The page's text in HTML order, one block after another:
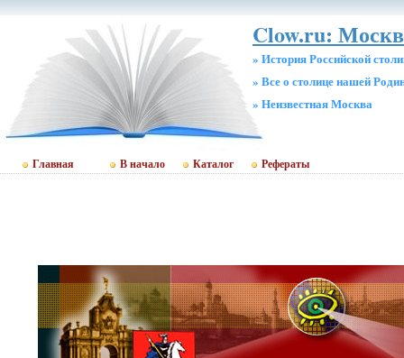
Clow.ru:
» История Российской
» Все о столице нашей
» Неизвестная Москва
Главная В начало Каталог Рефераты